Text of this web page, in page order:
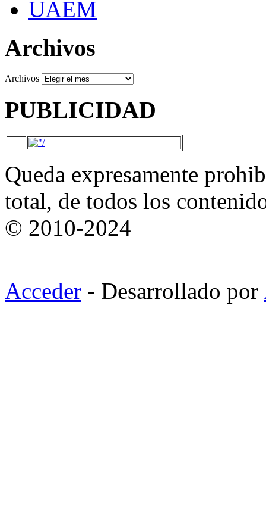
UAEM
Archivos
Archivos
PUBLICIDAD
Queda expresamente
total, de todos los
© 2010-2024
Acceder - Desarrollado por